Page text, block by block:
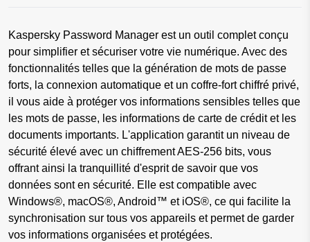
Kaspersky Password Manager est un outil complet conçu
pour simplifier et sécuriser votre vie numérique. Avec des
fonctionnalités telles que la génération de mots de passe
forts, la connexion automatique et un coffre-fort chiffré privé,
il vous aide à protéger vos informations sensibles telles que
les mots de passe, les informations de carte de crédit et les
documents importants. L'application garantit un niveau de
sécurité élevé avec un chiffrement AES-256 bits, vous
offrant ainsi la tranquillité d'esprit de savoir que vos
données sont en sécurité. Elle est compatible avec
Windows®, macOS®, Android™ et iOS®, ce qui facilite la
synchronisation sur tous vos appareils et permet de garder
vos informations organisées et protégées.